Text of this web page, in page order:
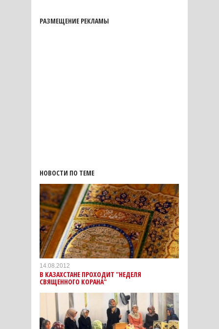
РАЗМЕЩЕНИЕ РЕКЛАМЫ
НОВОСТИ ПО ТЕМЕ
14.08.2012
В КАЗАХСТАНЕ ПРОХОДИТ "НЕДЕЛЯ
СВЯЩЕННОГО КОРАНА"